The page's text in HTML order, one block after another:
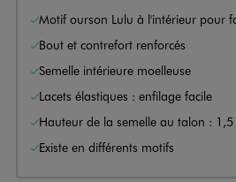
Motif ourson Lulu à l'intérieur pour
Bout et contrefort renforcés
Semelle intérieure moelleuse
Lacets élastiques : enfilage facile
Hauteur de la semelle au talon : 1,5
Existe en différents motifs